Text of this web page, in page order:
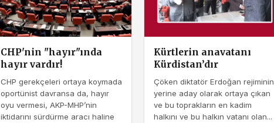
CHP'nin "hayır"ında
hayır vardır!
CHP gerekçeleri ortaya koymada
oportünist davransa da, hayır
oyu vermesi, AKP-MHP’nin
iktidarını sürdürme aracı haline
Kürtlerin anavatanı
Kürdistan’dır
Çöken diktatör Erdoğan rejiminin
yerine aday olarak ortaya çıkan
ve bu toprakların en kadim
halkını ve bu halkın vatanı olan...